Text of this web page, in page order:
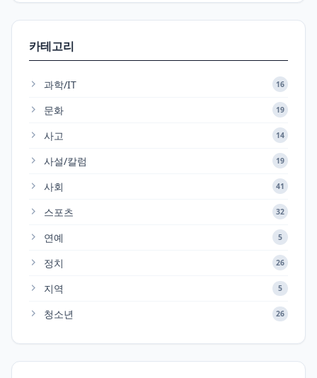
카테고리
과학/IT 16
문화 19
사고 14
사설/칼럼 19
사회 41
스포츠 32
연예 5
정치 26
지역 5
청소년 26